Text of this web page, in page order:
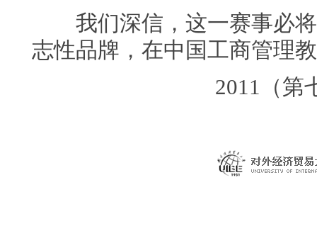
我们深信，这一赛事必将
志性品牌，在中国工商管理
2011（第